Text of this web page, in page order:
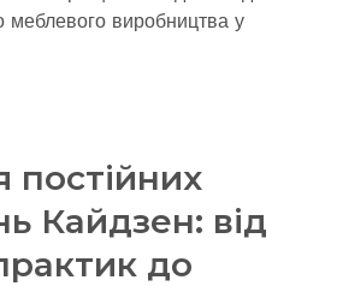
постійних
Кайдзен: від
до